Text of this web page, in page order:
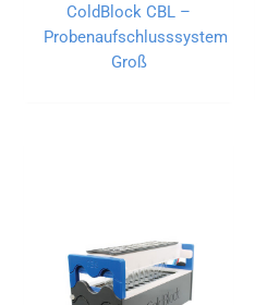
ColdBlock CBL –
Probenaufschlusssystem
Groß